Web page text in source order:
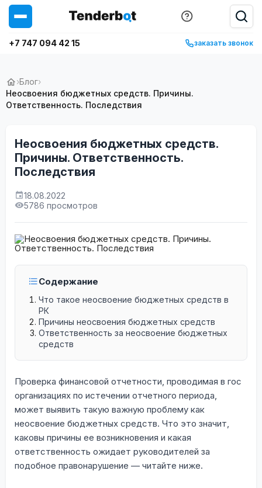
+7 747 094 42 15 заказать звонок
›Блог›
Неосвоения бюджетных средств. Причины.
Ответственность. Последствия
Неосвоения бюджетных средств.
Причины. Ответственность.
Последствия
18.08.2022
5786 просмотров
Содержание
Что такое неосвоение бюджетных средств в
РК
Причины неосвоения бюджетных средств
Ответственность за неосвоение бюджетных
средств
Проверка финансовой отчетности, проводимая в гос
организациях по истечении отчетного периода,
может выявить такую важную проблему как
неосвоение бюджетных средств. Что это значит,
каковы причины ее возникновения и какая
ответственность ожидает руководителей за
подобное правонарушение — читайте ниже.